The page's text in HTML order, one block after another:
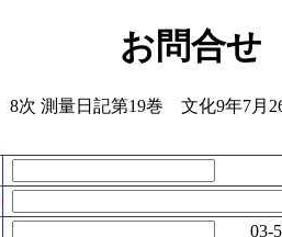
お問合せ
8次 測量日記第19巻 文化9年7月
03-